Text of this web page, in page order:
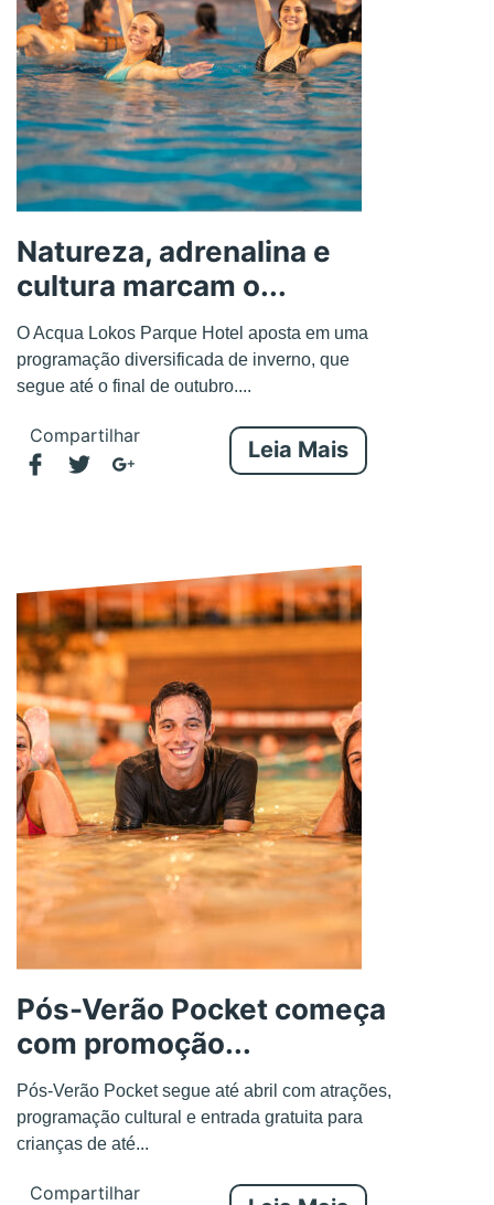
Natureza, adrenalina e
cultura marcam o...
O Acqua Lokos Parque Hotel aposta em uma
programação diversificada de inverno, que
segue até o final de outubro....
Compartilhar
Leia Mais
Pós-Verão Pocket começa
com promoção...
Pós-Verão Pocket segue até abril com atrações,
programação cultural e entrada gratuita para
crianças de até...
Compartilhar